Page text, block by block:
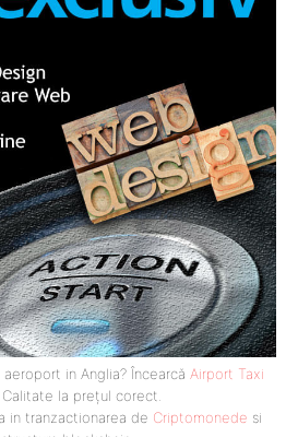
in Anglia? Încearcă Airport Taxi
. Calitate la prețul corect.
in tranzactionarea de Criptomonede si